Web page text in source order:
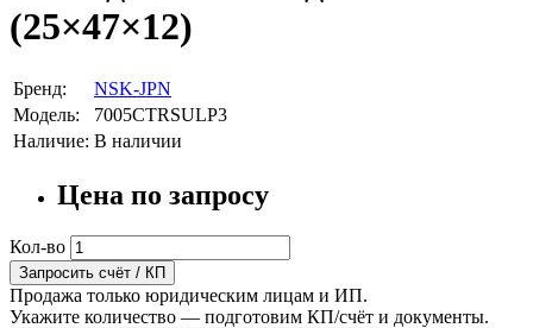
(25×47×12)
Бренд:
NSK-JPN
Модель:
7005CTRSULP3
Наличие: В наличии
Цена по запросу
Кол-во
Запросить счёт / КП
Продажа только юридическим лицам и ИП.
Укажите количество — подготовим КП/счёт и документы.